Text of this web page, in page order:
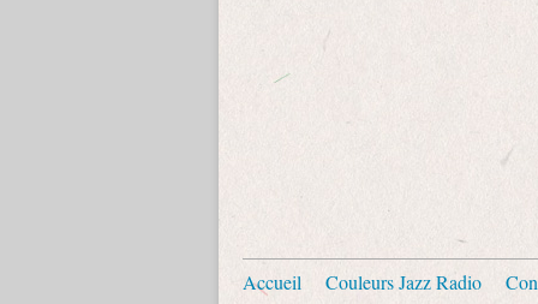
Accueil Couleurs Jazz Radio